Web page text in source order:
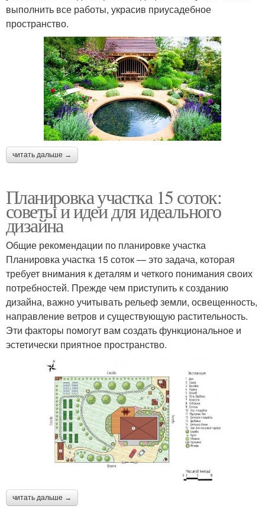
выполнить все работы, украсив приусадебное
пространство.
читать дальше →
Планировка участка 15 соток:
советы и идеи для идеального
дизайна
Общие рекомендации по планировке участка
Планировка участка 15 соток — это задача, которая
требует внимания к деталям и четкого понимания своих
потребностей. Прежде чем приступить к созданию
дизайна, важно учитывать рельеф земли, освещенность,
направление ветров и существующую растительность.
Эти факторы помогут вам создать функциональное и
эстетически приятное пространство.
читать дальше →